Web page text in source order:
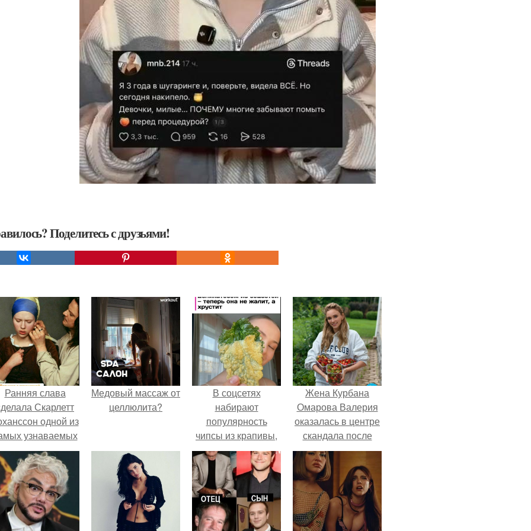
Поделитесь с друзьями!
Ранняя слава
Скарлетт
одной из
узнаваемых
голливуда,
за глянцевым
фасадом
скрывалась
огромная
неуверенность.
Медовый массаж от
целлюлита?
В соцсетях
набирают
популярность
чипсы из крапивы,
которые
пользователи в
комментариях
называют
неожиданно
вкусными.
Жена Курбана
Омарова Валерия
оказалась в центре
скандала после
визита блогера
Марины ильиной в
косметологическую
клинику.